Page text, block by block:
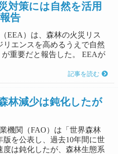
対策には自然を活用
告
EEA）は、森林の火災リス
リエンスを高めるうえで自然
重要だと報告した。 EEAが
記事を読む
林減少は鈍化したが
業機関（FAO）は「世界森林
版を公表し、過去10年間に世
は鈍化したが、森林生態系